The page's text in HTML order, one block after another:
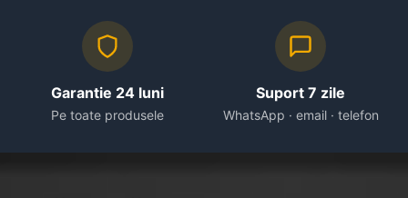
Garantie 24 luni
Pe toate produsele
Suport 7 zile
WhatsApp · email · telefon